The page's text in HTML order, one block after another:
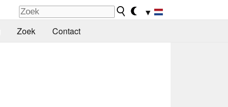
▼
Zoek Contact